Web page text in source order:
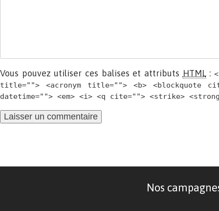
Vous pouvez utiliser ces balises et attributs HTML:
title=""> <acronym title=""> <b> <blockquote
datetime=""> <em> <i> <q cite=""> <strike>
Nos